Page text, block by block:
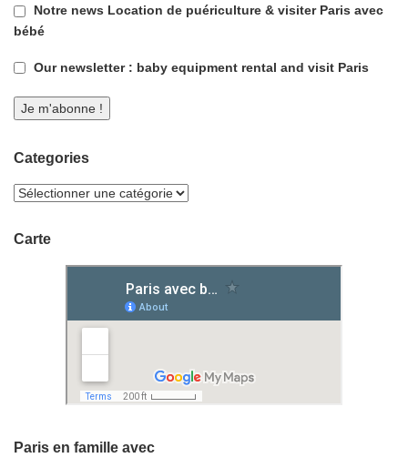
Notre news Location de puériculture & visiter Paris avec
bébé
Our newsletter : baby equipment rental and visit Paris
Categories
Carte
Paris en famille avec